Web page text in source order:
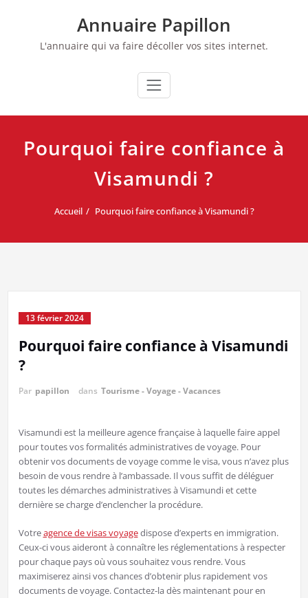
Annuaire Papillon
L'annuaire qui va faire décoller vos sites internet.
Pourquoi faire confiance à
Visamundi ?
Accueil Pourquoi faire confiance à Visamundi ?
13 février 2024
Pourquoi faire confiance à Visamundi
?
Par papillon dans Tourisme - Voyage - Vacances
Visamundi est la meilleure agence française à laquelle faire appel
pour toutes vos formalités administratives de voyage. Pour
obtenir vos documents de voyage comme le visa, vous n’avez plus
besoin de vous rendre à l’ambassade. Il vous suffit de déléguer
toutes les démarches administratives à Visamundi et cette
dernière se charge d’enclencher la procédure.
Votreagence de visas voyagedispose d’experts en immigration.
Ceux-ci vous aideront à connaître les réglementations à respecter
pour chaque pays où vous souhaitez vous rendre. Vous
maximiserez ainsi vos chances d’obtenir plus rapidement vos
documents de voyage. Contactez-la dès maintenant pour en